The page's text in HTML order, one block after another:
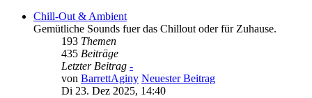
Chill-Out & Ambient
Gemütliche Sounds fuer das Chillout oder für Zuhause.
193 Themen
435 Beiträge
Letzter Beitrag -
von BarrettAginy Neuester Beitrag
Di 23. Dez 2025, 14:40